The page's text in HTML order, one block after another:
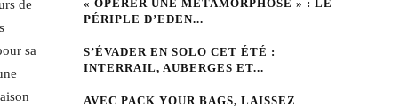
de
sa
« OPÉRER UNE MÉTAMORPHOSE » : LE
PÉRIPLE D’EDEN...
S’ÉVADER EN SOLO CET ÉTÉ :
INTERRAIL, AUBERGES ET...
AVEC PACK YOUR BAGS, LAISSEZ